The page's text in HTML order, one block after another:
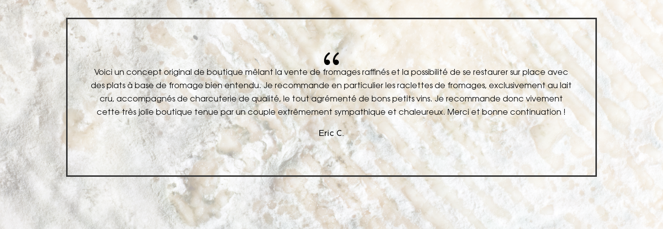
avec
au lait
!
{
Voici un concept original de boutique mêlant la vente de fromages raffinés et la possibilité de se restaurer sur place avec
des plats à base de fromage bien entendu. Je recommande en particulier les raclettes de fromages, exclusivement au lait
cru, accompagnés de charcuterie de qualité, le tout agrémenté de bons petits vins. Je recommande donc vivement
cette très jolie boutique tenue par un couple extrêmement sympathique et chaleureux. Merci et bonne continuation !
Eric C.